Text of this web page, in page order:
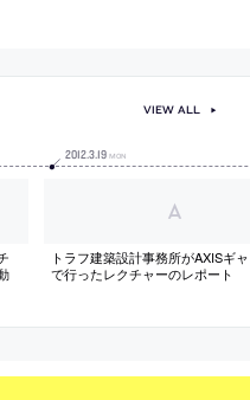
2012.3.19 MON
トラフ建築設計事務所がAXISギ
で行ったレクチャーのレポート
VIEW ALL